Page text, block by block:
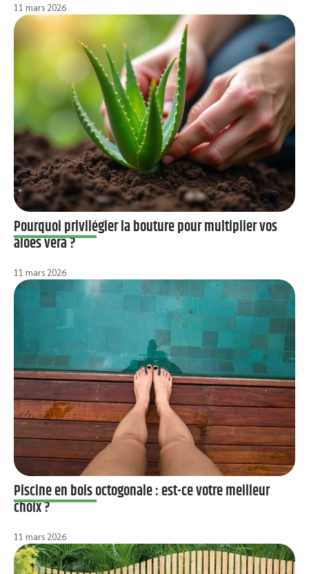
11 mars 2026
Pourquoi privilégier la bouture pour multiplier vos
aloes vera ?
11 mars 2026
Piscine en bois octogonale : est-ce votre meilleur
choix ?
11 mars 2026